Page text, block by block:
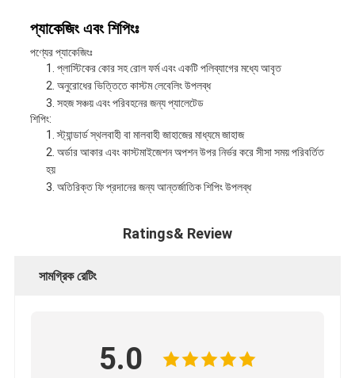
প্যাকেজিং এবং শিপিংঃ
পণ্যের প্যাকেজিংঃ
প্লাস্টিকের কোর সহ রোল ফর্ম এবং একটি পলিব্যাগের মধ্যে আবৃত
অনুরোধের ভিত্তিতে কাস্টম লেবেলিং উপলব্ধ
সহজ সঞ্চয় এবং পরিবহনের জন্য প্যালেটেড
শিপিং:
স্ট্যান্ডার্ড স্থলবাহী বা মালবাহী জাহাজের মাধ্যমে জাহাজ
অর্ডার আকার এবং কাস্টমাইজেশন অপশন উপর নির্ভর করে সীসা সময় পরিবর্তিত
হয়
অতিরিক্ত ফি প্রদানের জন্য আন্তর্জাতিক শিপিং উপলব্ধ
Ratings& Review
সামগ্রিক রেটিং
5.0